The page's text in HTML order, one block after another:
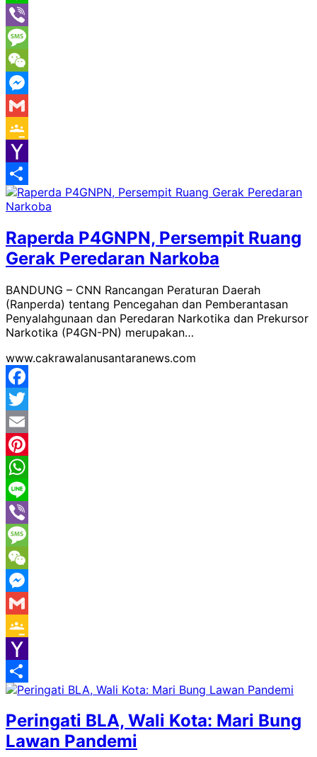
Line
Viber
Message
WeChat
Messenger
Gmail
Google
Classroom
Yahoo
Mail
Share
Raperda P4GNPN, Persempit Ruang
Gerak Peredaran Narkoba
BANDUNG – CNN Rancangan Peraturan Daerah
(Ranperda) tentang Pencegahan dan Pemberantasan
Penyalahgunaan dan Peredaran Narkotika dan Prekursor
Narkotika (P4GN-PN) merupakan…
www.cakrawalanusantaranews.com
Facebook
Twitter
Email
Pinterest
WhatsApp
Line
Viber
Message
WeChat
Messenger
Gmail
Google
Classroom
Yahoo
Mail
Share
Peringati BLA, Wali Kota: Mari Bung
Lawan Pandemi